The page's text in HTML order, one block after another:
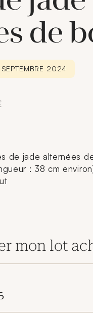
de
2024
de jade alternées
: 38 cm
mon lot